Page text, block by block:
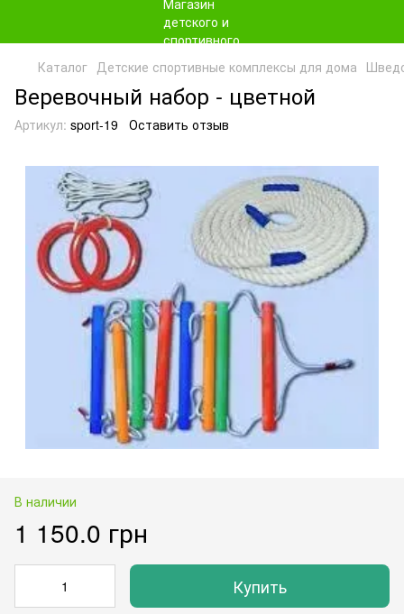
Каталог Детские спортивные комплексы для дома
Веревочный набор - цветной
Артикул: sport-19 Оставить отзыв
В наличии
1 150.0 грн
Купить